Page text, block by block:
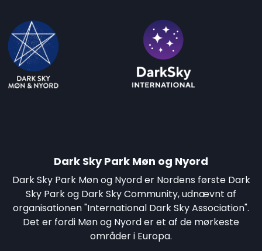
Dark Sky Park Møn og Nyord
Dark Sky Park Møn og Nyord er Nordens første Dark
Sky Park og Dark Sky Community, udnævnt af
organisationen "International Dark Sky Association".
Det er fordi Møn og Nyord er et af de mørkeste
områder i Europa.